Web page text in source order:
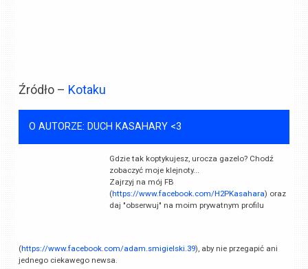
Źródło – Kotaku
O AUTORZE: DUCH KASAHARY <3
Gdzie tak koptykujesz, urocza gazelo? Chodź
zobaczyć moje klejnoty...
Zajrzyj na mój FB
(https://www.facebook.com/H2PKasahara) oraz
daj "obserwuj" na moim prywatnym profilu
(https://www.facebook.com/adam.smigielski.39), aby nie przegapić ani
jednego ciekawego newsa.